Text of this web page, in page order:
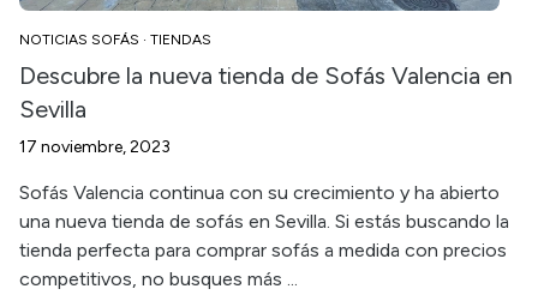
NOTICIAS SOFÁS · TIENDAS
Descubre la nueva tienda de Sofás Valencia en
Sevilla
17 noviembre, 2023
Sofás Valencia continua con su crecimiento y ha abierto
una nueva tienda de sofás en Sevilla. Si estás buscando la
tienda perfecta para comprar sofás a medida con precios
competitivos, no busques más ...